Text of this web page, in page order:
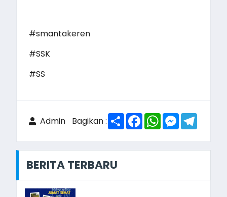
#smantakeren
#SSK
#SS
Admin Bagikan : ShareFacebook
WhatsAppMessenger
BERITA TERBARU